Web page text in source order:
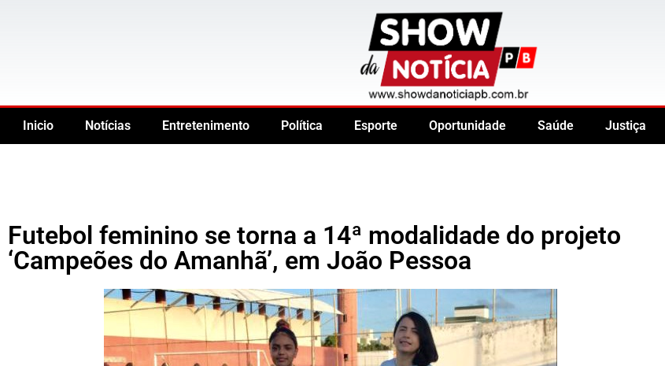
Inicio Notícias Entretenimento Política Esporte Oportunidade Saúde Justiça
Futebol feminino se torna a 14ª modalidade do projeto
‘Campeões do Amanhã’, em João Pessoa